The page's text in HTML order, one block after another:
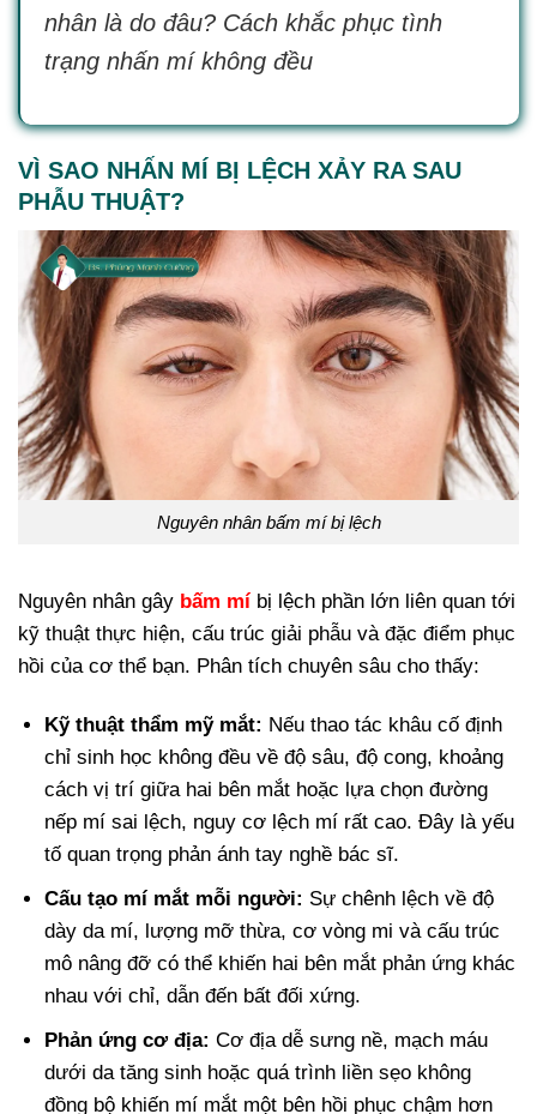
nhân là do đâu? Cách khắc phục tình
trạng nhấn mí không đều
VÌ SAO NHẤN MÍ BỊ LỆCH XẢY RA SAU
PHẪU THUẬT?
Nguyên nhân bấm mí bị lệch
Nguyên nhân gây bấm mí bị lệch phần lớn liên quan tới
kỹ thuật thực hiện, cấu trúc giải phẫu và đặc điểm phục
hồi của cơ thể bạn. Phân tích chuyên sâu cho thấy:
Kỹ thuật thẩm mỹ mắt: Nếu thao tác khâu cố định
chỉ sinh học không đều về độ sâu, độ cong, khoảng
cách vị trí giữa hai bên mắt hoặc lựa chọn đường
nếp mí sai lệch, nguy cơ lệch mí rất cao. Đây là yếu
tố quan trọng phản ánh tay nghề bác sĩ.
Cấu tạo mí mắt mỗi người: Sự chênh lệch về độ
dày da mí, lượng mỡ thừa, cơ vòng mi và cấu trúc
mô nâng đỡ có thể khiến hai bên mắt phản ứng khác
nhau với chỉ, dẫn đến bất đối xứng.
Phản ứng cơ địa: Cơ địa dễ sưng nề, mạch máu
dưới da tăng sinh hoặc quá trình liền sẹo không
đồng bộ khiến mí mắt một bên hồi phục chậm hơn